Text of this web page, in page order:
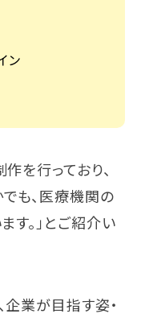
ン
を行っており、
も、医療機関の
。」とご紹介い
企業が目指す姿・